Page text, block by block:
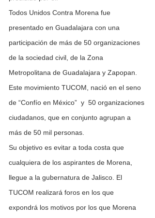
Todos Unidos Contra Morena fue
presentado en Guadalajara con una
participación de más de 50 organizaciones
de la sociedad civil, de la Zona
Metropolitana de Guadalajara y Zapopan.
Este movimiento TUCOM, nació en el seno
de “Confío en México”  y  50 organizaciones
ciudadanos, que en conjunto agrupan a
más de 50 mil personas.
Su objetivo es evitar a toda costa que
cualquiera de los aspirantes de Morena,
llegue a la gubernatura de Jalisco. El
TUCOM realizará foros en los que
expondrá los motivos por los que Morena